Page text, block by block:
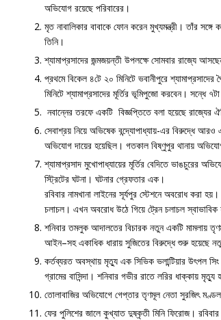
অভিযোগ রয়েছে পরিবারের।
মৃত নাবালিকার বাবাকে ফোন করেন মুখ্যমন্ত্রী। তাঁর
তিনি।
শ্যামাপ্রসাদের জন্মজয়ন্তী উপলক্ষে সোমবার রাজ্যে
প্রথমে বিকেল ৪টে ২০ মিনিটে ভবানীপুরে
মিনিটে শ্যামাপ্রসাদের মূর্তির ভূমিপুজো করবেন। সন্ধে ৭টা
নবান্নের তরফে একটি বিজ্ঞপ্তিতে বলা হয়েছে রাজ্যের
সেবাশ্রয় নিয়ে অভিষেক বন্দ্যোপাধ্যায়-এর বিরুদ্ধে
অভিযোগ দায়ের হয়েছিল। গতকাল বিষ্ণুপুর থানায়
শ্যামাপ্রসাদ মুখোপাধ্যায়ের মূর্তির বেদিতে ভাঙচুরের
স্ট্রিটের ঘটনা। ঘটনার গ্রেফতার এক।
রবিবার নামখানা লাইনের সূর্যপুর স্টেশনে অবরোধ করা
চলাচল। এখন অবরোধ উঠে গিয়ে ট্রেন চলাচল স্বাভাবিক
শনিবার তমলুক আদালতের বিচারক নতুন একটি মামলায়
আইন–সহ একাধিক ধারায় সুজিতের বিরুদ্ধে শুরু হয়েছে
কর্তব্যরত অবস্থায় মৃত্যু এক সিভিক ভলান্টিয়ার উৎপল
গ্রামের বাসিন্দা। শনিবার গভীর রাতে লরির ধাক্কায় মৃত্যু
তোলাবাজির অভিযোগে গেপ্তার তৃণমূল নেতা সুরজিৎ
ফের পুলিশের জালে কুখ্যাত দুষ্কৃতী মিনি ফিরোজ।